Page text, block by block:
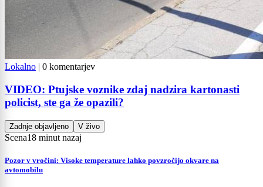
Lokalno | 0 komentarjev
VIDEO: Ptujske voznike zdaj nadzira kartonasti
policist, ste ga že opazili?
Zadnje objavljeno V živo
Scena18 minut nazaj
Pozor v vročini: Visoke temperature lahko povzročijo okvare na
avtomobilu